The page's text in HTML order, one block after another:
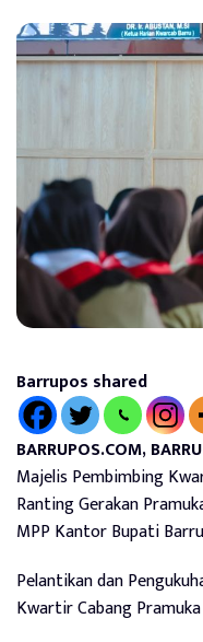
Barrupos shared
BARRUPOS.COM,
Majelis Pembimbing
Ranting Gerakan
MPP Kantor Bupati
Pelantikan dan
Kwartir Cabang Pramuka